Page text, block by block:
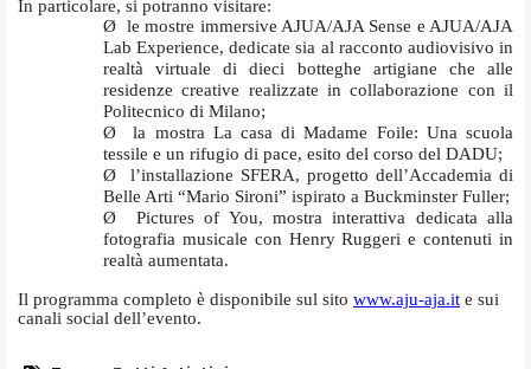
In particolare, si potranno visitare:
Ø le mostre immersive AJUA/AJA Sense e AJUA/AJA
Lab Experience, dedicate sia al racconto audiovisivo in
realtà virtuale di dieci botteghe artigiane che alle
residenze creative realizzate in collaborazione con il
Politecnico di Milano;
Ø
la mostra La casa di Madame Foile: Una scuola
tessile e un rifugio di pace, esito del corso del DADU;
Ø
l’installazione SFERA, progetto dell’Accademia di
Belle Arti “Mario Sironi” ispirato a Buckminster Fuller;
Ø
Pictures of You, mostra interattiva dedicata alla
fotografia musicale con Henry Ruggeri e contenuti in
realtà aumentata.
Il programma completo è disponibile sul sito www.aju-aja.it e sui
canali social dell’evento.